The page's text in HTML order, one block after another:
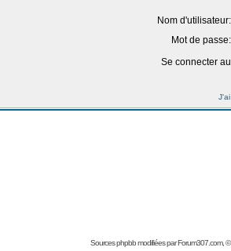
Nom d'utilisateur:
Mot de passe:
Se connecter
Sources phpbb modifiées parForum307.com, ©